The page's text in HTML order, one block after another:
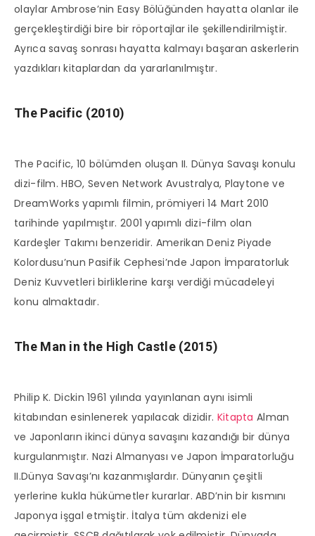
olaylar Ambrose’nin Easy Bölüğünden hayatta olanlar ile
gerçekleştirdiği bire bir röportajlar ile şekillendirilmiştir.
Ayrıca savaş sonrası hayatta kalmayı başaran askerlerin
yazdıkları kitaplardan da yararlanılmıştır.
The Pacific (2010)
The Pacific, 10 bölümden oluşan II. Dünya Savaşı konulu
dizi-film. HBO, Seven Network Avustralya, Playtone ve
DreamWorks yapımlı filmin, prömiyeri 14 Mart 2010
tarihinde yapılmıştır. 2001 yapımlı dizi-film olan
Kardeşler Takımı benzeridir. Amerikan Deniz Piyade
Kolordusu’nun Pasifik Cephesi’nde Japon İmparatorluk
Deniz Kuvvetleri birliklerine karşı verdiği mücadeleyi
konu almaktadır.
The Man in the High Castle (2015)
Philip K. Dickin 1961 yılında yayınlanan aynı isimli
kitabından esinlenerek yapılacak dizidir. Kitapta Alman
ve Japonların ikinci dünya savaşını kazandığı bir dünya
kurgulanmıştır. Nazi Almanyası ve Japon İmparatorluğu
II.Dünya Savaşı’nı kazanmışlardır. Dünyanın çeşitli
yerlerine kukla hükümetler kurarlar. ABD’nin bir kısmını
Japonya işgal etmiştir. İtalya tüm akdenizi ele